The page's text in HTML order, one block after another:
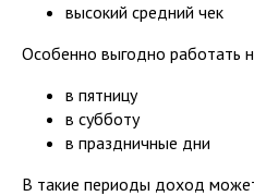
высокий средний чек
Особенно выгодно работать
в пятницу
в субботу
в праздничные дни
В такие периоды доход